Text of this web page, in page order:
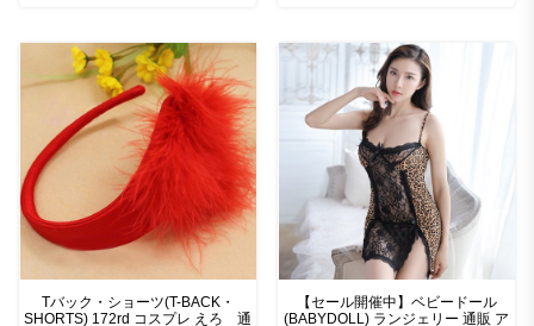
Tバック・ショーツ(T-BACK・
SHORTS) 172rd コスプレ えろ 通
【セール開催中】ベビードール
(BABYDOLL) ランジェリー 通販 ア